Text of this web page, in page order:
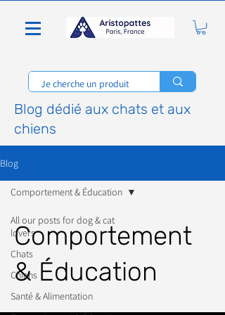
Blog dédié aux chats et aux
chiens
Blog
All our posts for dog & cat
lovers
Chats
Chiens
Santé & Alimentation
Comportement & Éducation
Comportement
& Éducation